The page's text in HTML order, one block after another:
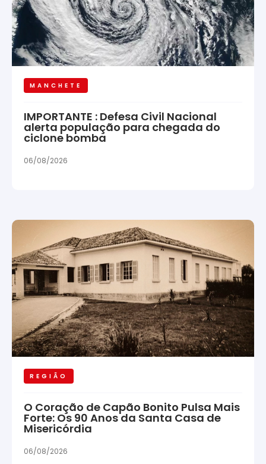
MANCHETE
IMPORTANTE : Defesa Civil Nacional
alerta população para chegada do
ciclone bomba
06/08/2026
REGIÃO
O Coração de Capão Bonito Pulsa Mais
Forte: Os 90 Anos da Santa Casa de
Misericórdia
06/08/2026